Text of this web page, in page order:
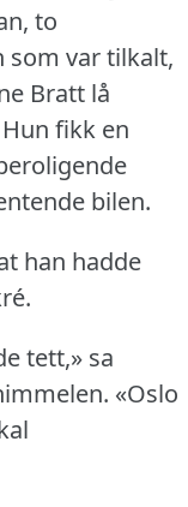
to
som var tilkalt,
Bratt lå
Hun fikk en
bilen.
han hadde
tett,» sa
«Oslo